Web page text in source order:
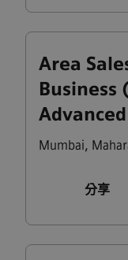
Area
Business
Mumbai,
分享